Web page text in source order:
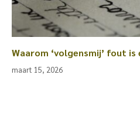
Waarom ‘volgensmij’ fout is
maart 15, 2026